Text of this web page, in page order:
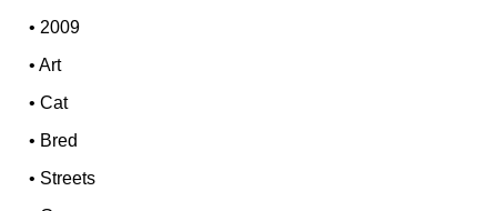
• 2009
•Art
•Cat
• Bred
• Streets